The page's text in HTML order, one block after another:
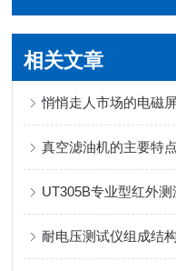
相关文章
悄悄走人市场的电磁
真空滤油机的主要特点
UT305B专业型红外
耐电压测试仪组成结构